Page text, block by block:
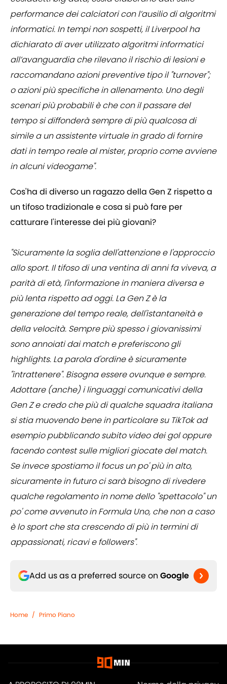
performance dei calciatori con l’ausilio di algoritmi
informatici. In tempi non sospetti, il Liverpool ha
dichiarato di aver utilizzato algoritmi informatici
all’avanguardia che rilevano il rischio di lesioni e
raccomandano azioni preventive tipo il "turnover";
o azioni più specifiche in allenamento. Uno degli
scenari più probabili è che con il passare del
tempo si diffonderà sempre di più qualcosa di
simile a un assistente virtuale in grado di fornire
dati in tempo reale al mister, proprio come avviene
in alcuni videogame".
Cos'ha di diverso un ragazzo della Gen Z rispetto a
un tifoso tradizionale e cosa si può fare per
catturare l'interesse dei più giovani?
"Sicuramente la soglia dell'attenzione e l'approccio
allo sport. Il tifoso di una ventina di anni fa viveva, a
parità di età, l'informazione in maniera diversa e
più lenta rispetto ad oggi. La Gen Z è la
generazione del tempo reale, dell'istantaneità e
della velocità. Sempre più spesso i giovanissimi
sono annoiati dai match e preferiscono gli
highlights. La parola d'ordine è sicuramente
"intrattenere". Bisogna essere ovunque e sempre.
Adottare (anche) i linguaggi comunicativi della
Gen Z e credo che più di qualche squadra italiana
si stia muovendo bene in particolare su TikTok ad
esempio pubblicando subito video dei gol oppure
facendo contest sulle migliori giocate del match.
Se invece spostiamo il focus un po' più in alto,
sicuramente in futuro ci sarà bisogno di rivedere
qualche regolamento in nome dello "spettacolo" un
po' come avvenuto in Formula Uno, che non a caso
è lo sport che sta crescendo di più in termini di
appassionati, ricavi e followers".
Add us as a preferred source on Google
Home / Primo Piano